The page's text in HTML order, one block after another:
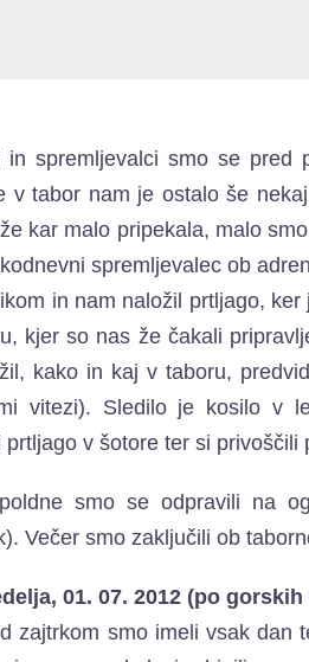
in spremljevalci smo se pred
v tabor nam je ostalo še
kar malo pripekala, malo
spremljevalec ob
in nam naložil prtljago,
kjer so nas že čakali
kako in kaj v taboru,
vitezi). Sledilo je kosilo v
prtljago v šotore ter si privoščili
smo se odpravili na
Večer smo zaključili ob
01. 07. 2012 (po
zajtrkom smo imeli vsak dan